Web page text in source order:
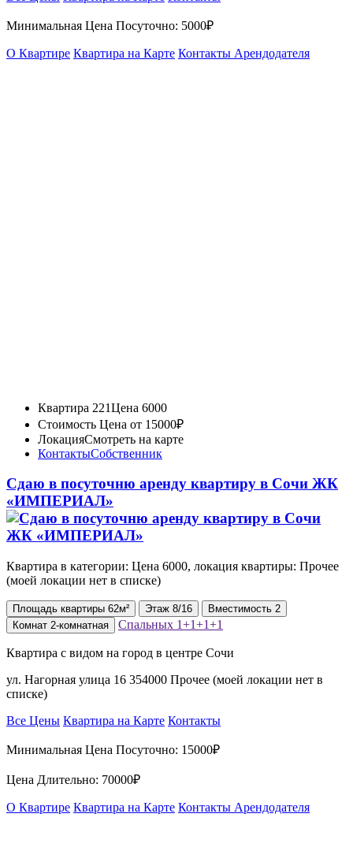
Минимальная Цена Посуточно: 5000₽
О Квартире Квартира на Карте Контакты Арендодателя
Квартира 221Цена 6000
Стоимость Цена от 15000₽
ЛокацияСмотреть на карте
КонтактыСобственник
Сдаю в посуточню аренду квартиру в Сочи ЖК
«ИМПЕРИАЛ»
Квартира в категории: Цена 6000, локация квартиры: Прочее
(моей локации нет в списке)
Площадь квартиры 62м² Этаж 8/16 Вместимость 2
Комнат 2-комнатная Спальных 1+1+1+1
Квартира с видом на город в центре Сочи
ул. Нагорная улица 16 354000 Прочее (моей локации нет в
списке)
Все Цены Квартира на Карте Контакты
Минимальная Цена Посуточно: 15000₽
Цена Длительно: 70000₽
О Квартире Квартира на Карте Контакты Арендодателя